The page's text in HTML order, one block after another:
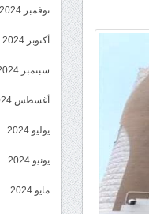
نوفمبر 2024
أكتوبر 2024
سبتمبر 2024
أغسطس 2024
يوليو 2024
يونيو 2024
مايو 2024